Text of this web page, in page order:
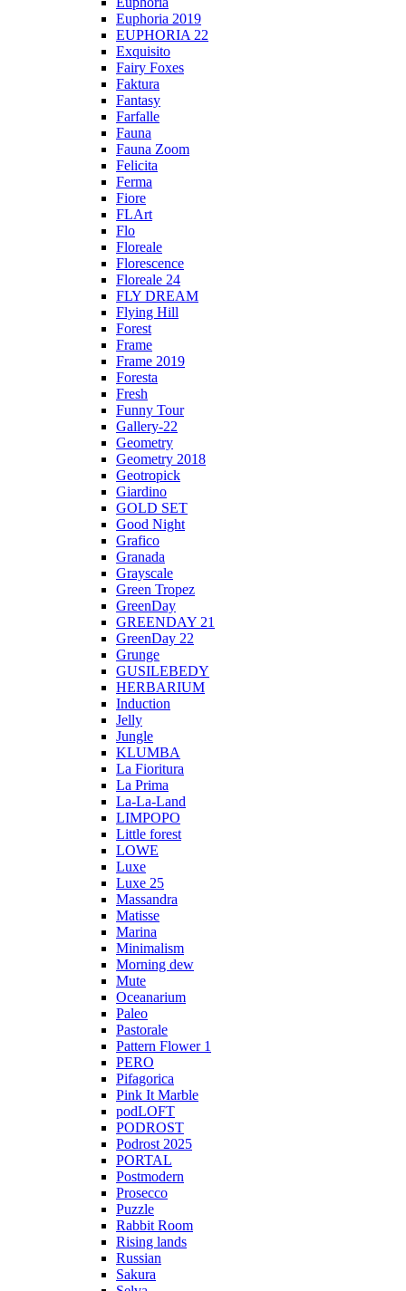
Euphoria 2019
EUPHORIA 22
Exquisito
Fairy Foxes
Faktura
Fantasy
Farfalle
Fauna
Fauna Zoom
Felicita
Ferma
Fiore
FLArt
Flo
Floreale
Florescence
Floreale 24
FLY DREAM
Flying Hill
Forest
Frame
Frame 2019
Foresta
Fresh
Funny Tour
Gallery-22
Geometry
Geometry 2018
Geotropick
Giardino
GOLD SET
Good Night
Grafico
Granada
Grayscale
Green Tropez
GreenDay
GREENDAY 21
GreenDay 22
Grunge
GUSILEBEDY
HERBARIUM
Induction
Jelly
Jungle
KLUMBA
La Fioritura
La Prima
La-La-Land
LIMPOPO
Little forest
LOWE
Luxe
Luxe 25
Massandra
Matisse
Marina
Minimalism
Morning dew
Mute
Oceanarium
Paleo
Pastorale
Pattern Flower 1
PERO
Pifagorica
Pink It Marble
podLOFT
PODROST
Podrost 2025
PORTAL
Postmodern
Prosecco
Puzzle
Rabbit Room
Rising lands
Russian
Sakura